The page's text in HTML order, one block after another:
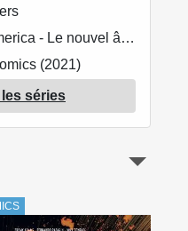
- Le nouvel âge
(2021)
séries